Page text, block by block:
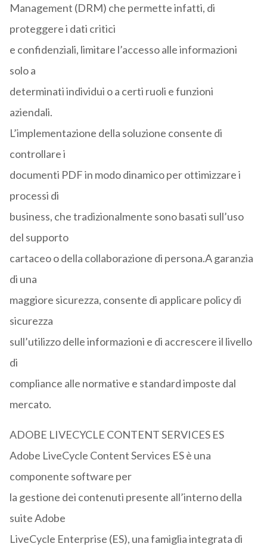
Management (DRM) che permette infatti, di
proteggere i dati critici
e confidenziali, limitare l’accesso alle informazioni
solo a
determinati individui o a certi ruoli e funzioni
aziendali.
L’implementazione della soluzione consente di
controllare i
documenti PDF in modo dinamico per ottimizzare i
processi di
business, che tradizionalmente sono basati sull’uso
del supporto
cartaceo o della collaborazione di persona.A garanzia
di una
maggiore sicurezza, consente di applicare policy di
sicurezza
sull’utilizzo delle informazioni e di accrescere il livello
di
compliance alle normative e standard imposte dal
mercato.
ADOBE LIVECYCLE CONTENT SERVICES ES
Adobe LiveCycle Content Services ES è una
componente software per
la gestione dei contenuti presente all’interno della
suite Adobe
LiveCycle Enterprise (ES), una famiglia integrata di